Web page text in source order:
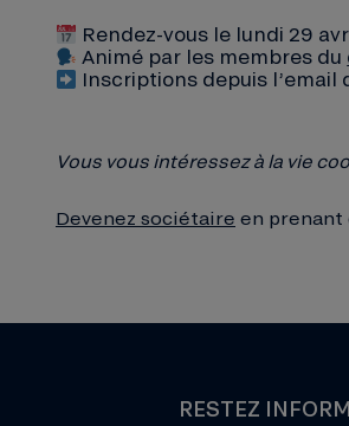
Rendez-vous le lundi 29
Animé par les membres du
Inscriptions depuis l’email
Vous vous intéressez à la vie
Devenez sociétaire en prenant
RESTEZ